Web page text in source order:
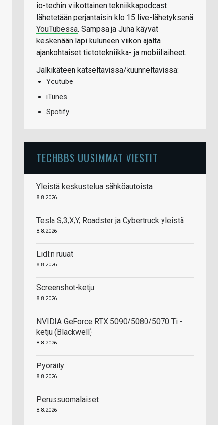
io-techin viikottainen tekniikkapodcast
lähetetään perjantaisin klo 15 live-lähetyksenä
YouTubessa. Sampsa ja Juha käyvät
keskenään läpi kuluneen viikon ajalta
ajankohtaiset tietotekniikka- ja mobiiliaiheet.
Jälkikäteen katseltavissa/kuunneltavissa:
Youtube
iTunes
Spotify
TECHBBS UUSIMMAT VIESTIT
Yleistä keskustelua sähköautoista
8.8.2026
Tesla S,3,X,Y, Roadster ja Cybertruck yleistä
8.8.2026
Lidl:n ruuat
8.8.2026
Screenshot-ketju
8.8.2026
NVIDIA GeForce RTX 5090/5080/5070 Ti -
ketju (Blackwell)
8.8.2026
Pyöräily
8.8.2026
Perussuomalaiset
8.8.2026